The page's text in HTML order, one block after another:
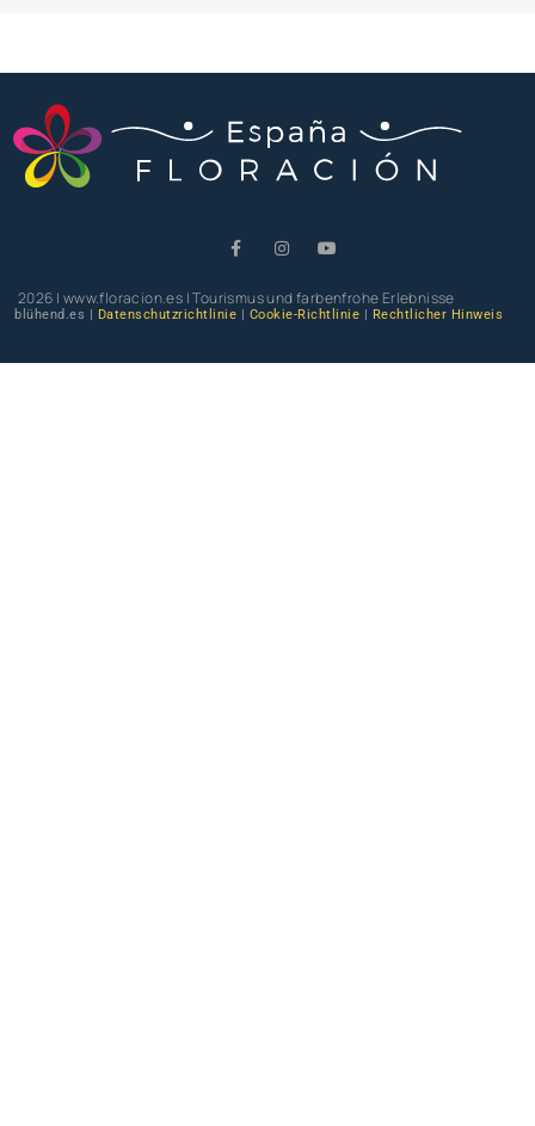
2026 | www.floracion.es | Tourismus und farbenfrohe Erlebnisse
blühend.es | Datenschutzrichtlinie Cookie-Richtlinie Rechtlicher Hinweis